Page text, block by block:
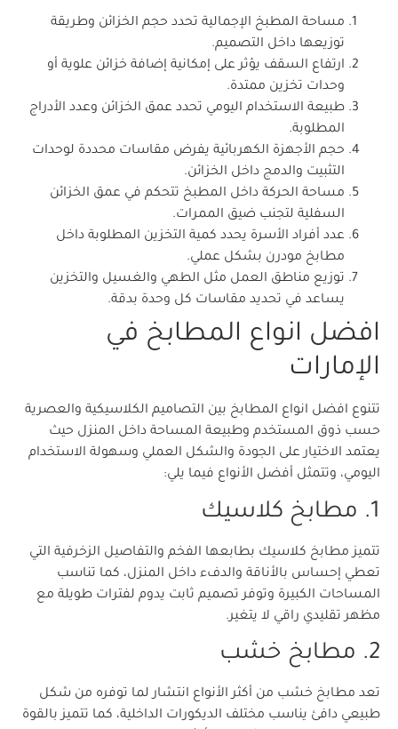
مساحة المطبخ الإجمالية تحدد حجم الخزائن وطريقة
توزيعها داخل التصميم.
ارتفاع السقف يؤثر على إمكانية إضافة خزائن علوية أو
وحدات تخزين ممتدة.
طبيعة الاستخدام اليومي تحدد عمق الخزائن وعدد الأدراج
المطلوبة.
حجم الأجهزة الكهربائية يفرض مقاسات محددة لوحدات
التثبيت والدمج داخل الخزائن.
مساحة الحركة داخل المطبخ تتحكم في عمق الخزائن
السفلية لتجنب ضيق الممرات.
عدد أفراد الأسرة يحدد كمية التخزين المطلوبة داخل
مطابخ مودرن بشكل عملي.
توزيع مناطق العمل مثل الطهي والغسيل والتخزين
يساعد في تحديد مقاسات كل وحدة بدقة.
افضل انواع المطابخ في
الإمارات
تتنوع افضل انواع المطابخ بين التصاميم الكلاسيكية والعصرية
حسب ذوق المستخدم وطبيعة المساحة داخل المنزل حيث
يعتمد الاختيار على الجودة والشكل العملي وسهولة الاستخدام
اليومي، وتتمثل أفضل الأنواع فيما يلي:
1. مطابخ كلاسيك
تتميز مطابخ كلاسيك بطابعها الفخم والتفاصيل الزخرفية التي
تعطي إحساس بالأناقة والدفء داخل المنزل، كما تناسب
المساحات الكبيرة وتوفر تصميم ثابت يدوم لفترات طويلة مع
مظهر تقليدي راقي لا يتغير.
2. مطابخ خشب
تعد مطابخ خشب من أكثر الأنواع انتشار لما توفره من شكل
طبيعي دافئ يناسب مختلف الديكورات الداخلية، كما تتميز بالقوة